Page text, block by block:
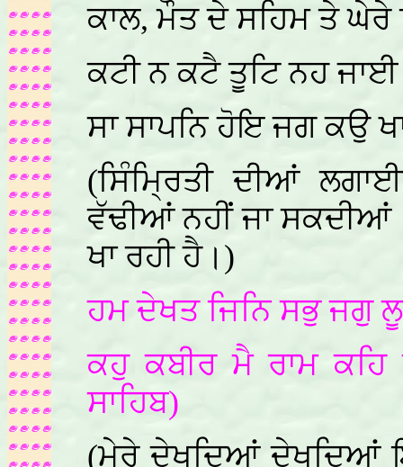
ਕਾਲ, ਮੌਤ ਦੇ ਸਹਿਮ ਤੇ
ਕਟੀ ਨ ਕਟੈ ਤੂਟਿ ਨਹ
ਸਾ ਸਾਪਨਿ ਹੋਇ ਜਗ ਕਉ
(ਸਿੰਮ੍ਰਿਤੀ ਦੀਆਂ
ਵੱਢੀਆਂ ਨਹੀਂ ਜਾ
ਖਾ ਰਹੀ ਹੈ।)
ਹਮ ਦੇਖਤ ਜਿਨਿ ਸਭੁ ਜਗੁ
ਕਹੁ ਕਬੀਰ ਮੈ ਰਾਮ
ਸਾਹਿਬ)
(ਮੇਰੇ ਦੇਖਦਿਆਂ ਦੇਖਦਿਆਂ